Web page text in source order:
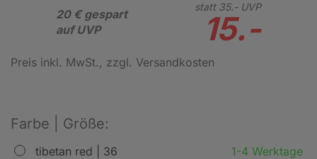
20 € gespart
auf UVP
statt 35.-UVP
15.-
Preis inkl. MwSt., zzgl. Versandkosten
Farbe | Größe:
tibetan red | 36
1-4 Werktage